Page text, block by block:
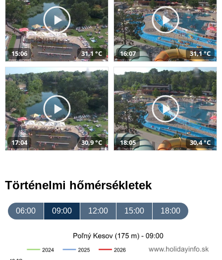
15:06 31,1 °C 16:07 31,1 °C
17:04 30,9 °C 18:05 30,4 °C
Történelmi hőmérsékletek
06:00 09:00 12:00 15:00 18:00